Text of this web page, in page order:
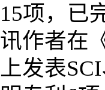
15项，已
讯作者在
上发表